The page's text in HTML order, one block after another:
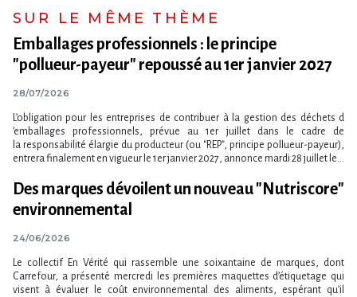
SUR LE MÊME THÈME
Emballages professionnels : le principe
"pollueur-payeur" repoussé au 1er janvier 2027
28/07/2026
L​‌’obligation pour les entreprises de contribuer à la gestion des déchets d​
‌’emballages professionnels, prévue au 1er juillet dans le cadre de
la responsabilité élargie du producteur (ou "REP", principe pollueur-payeur),
entrera finalement en vigueur le 1er janvier 2027, annonce mardi 28 juillet le...
Des marques dévoilent un nouveau "Nutriscore"
environnemental
24/06/2026
Le collectif En Vérité qui rassemble une soixantaine de marques, dont
Carrefour, a présenté mercredi les premières maquettes d​‌’étiquetage qui
visent à évaluer le coût environnemental des aliments, espérant qu​‌’il